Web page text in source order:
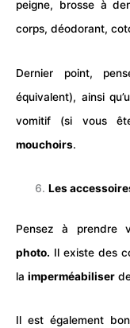
peigne, brosse à
corps, déodorant,
Dernier point,
équivalent), ainsi
vomitif (si vous
mouchoirs.
Les
Pensez à prendre
photo. Il existe des
la imperméabiliser
Il est également bon